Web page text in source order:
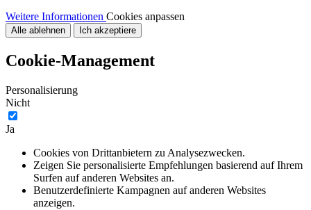
Weitere Informationen Cookies anpassen
Alle ablehnen Ich akzeptiere
Cookie-Management
Personalisierung
Nicht
Ja
Cookies von Drittanbietern zu Analysezwecken.
Zeigen Sie personalisierte Empfehlungen basierend auf Ihrem
Surfen auf anderen Websites an.
Benutzerdefinierte Kampagnen auf anderen Websites
anzeigen.